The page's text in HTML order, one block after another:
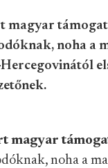
magyar
noha a
magyar
noha a